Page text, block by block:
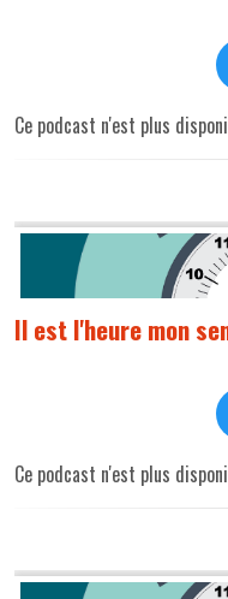
Ce podcast n'est plus
Il est l'heure mon
Ce podcast n'est plus